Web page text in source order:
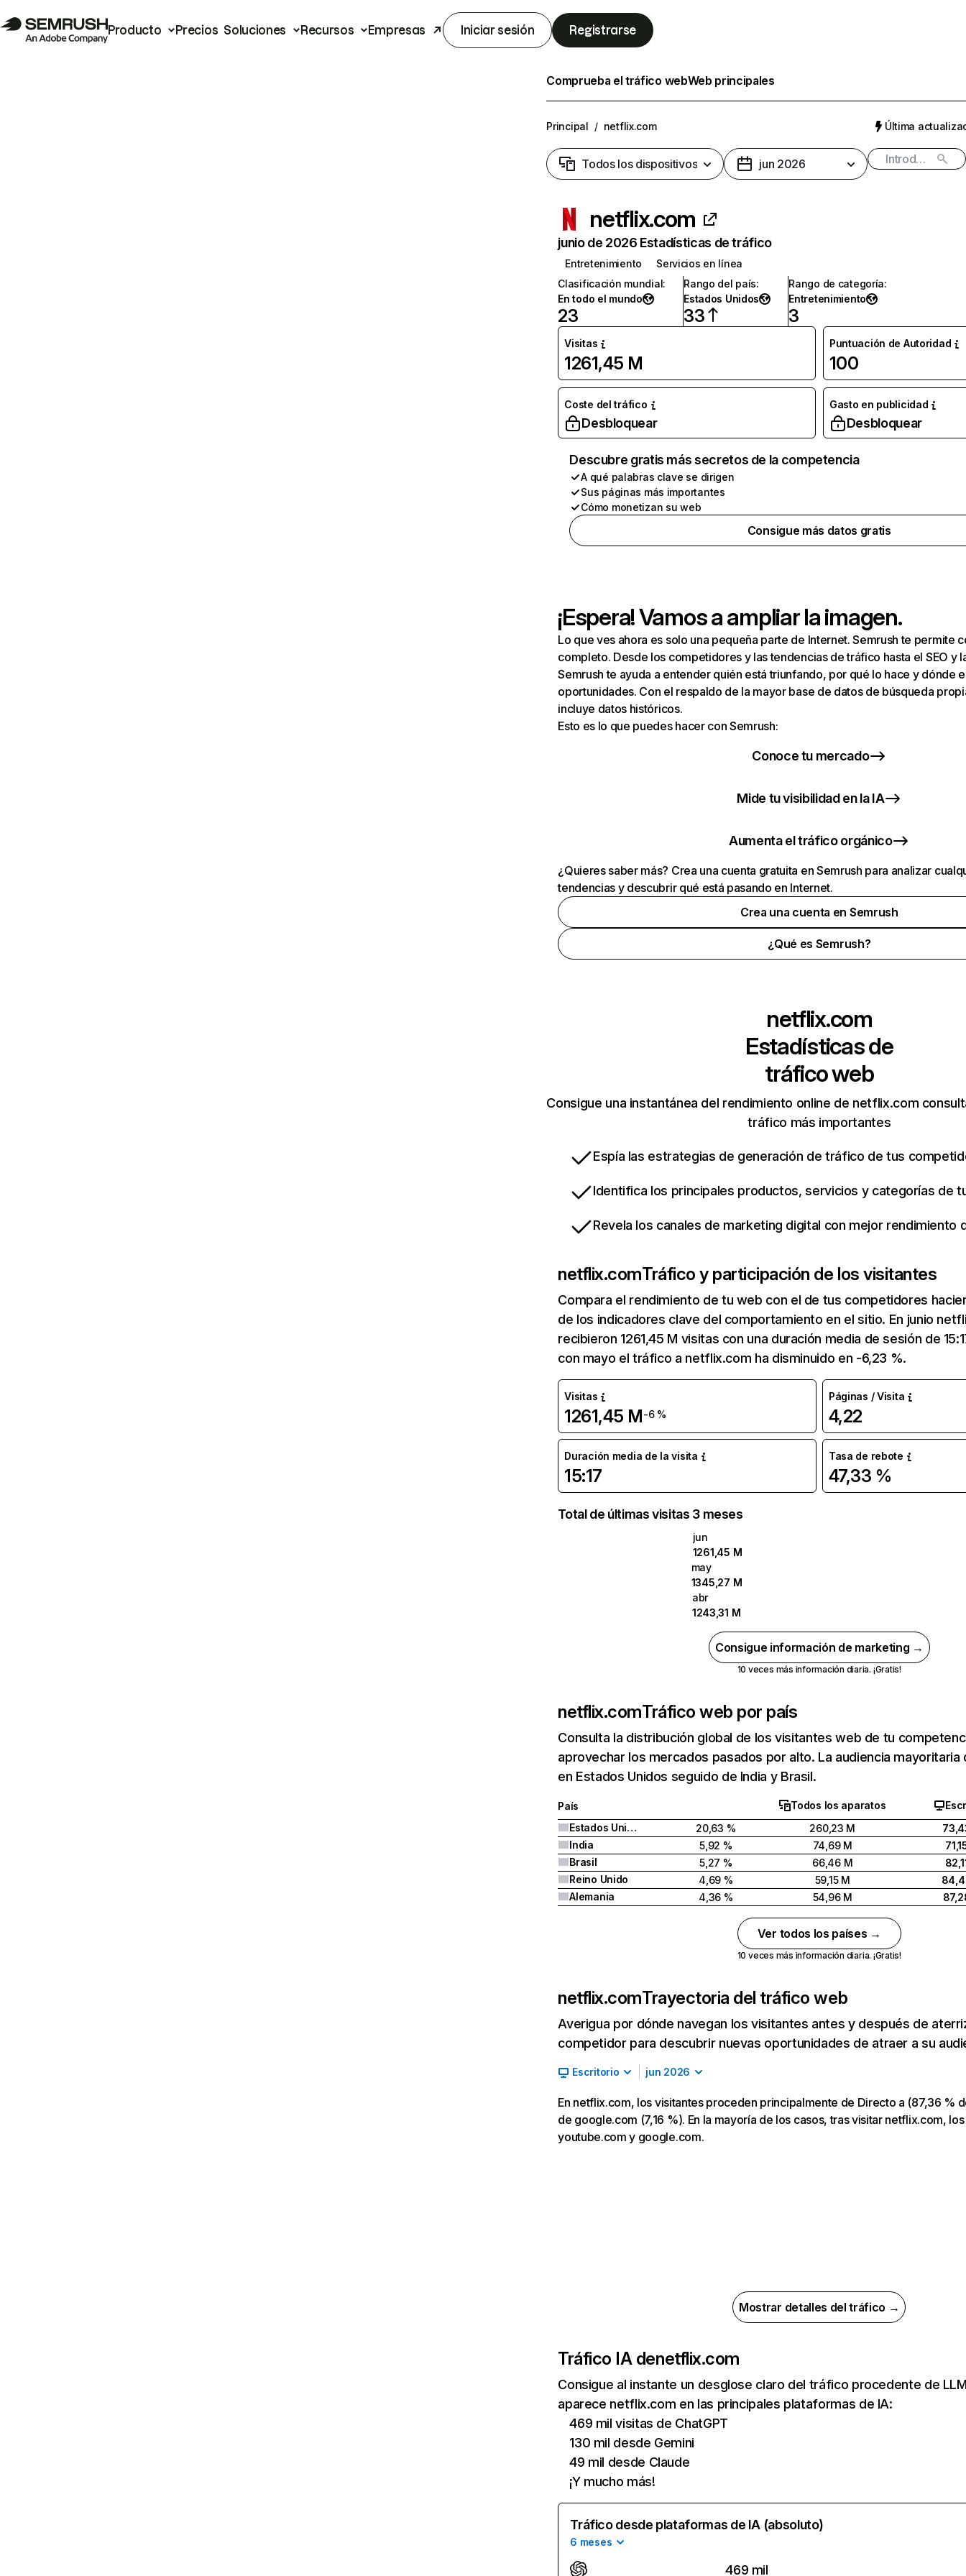
Producto Precios Soluciones Recursos Empresas Iniciar sesión Registrarse
Comprueba el tráfico webWeb principales
Principal / netflix.com Última
Todos los dispositivos jun 2026
netflix.com
junio de 2026 Estadísticas de tráfico
Entretenimiento
Servicios en línea
Clasificación mundial:
En todo el mundo
23
Rango del país:
Estados Unidos
33
Rango de categoría:
Entretenimiento
3
Visitas
1261,45 M
Puntuación de Autoridad
100
Coste del tráfico
Desbloquear
Gasto en publicidad
Desbloquear
Descubre gratis más secretos de la competencia
A qué palabras clave se dirigen
Sus páginas más importantes
Cómo monetizan su web
Consigue más datos gratis
¡Espera! Vamos a ampliar la imagen.
Lo que ves ahora es solo una pequeña parte de Internet. Semrush te permite
completo. Desde los competidores y las tendencias de tráfico hasta el SEO y
Semrush te ayuda a entender quién está triunfando, por qué lo hace y dónde
oportunidades. Con el respaldo de la mayor base de datos de búsqueda
incluye datos históricos.
Esto es lo que puedes hacer con Semrush:
Conoce tu mercado
Mide tu visibilidad en la IA
Aumenta el tráfico orgánico
¿Quieres saber más? Crea una cuenta gratuita en Semrush para analizar
tendencias y descubrir qué está pasando en Internet.
Crea una cuenta en Semrush
¿Qué es Semrush?
netflix.com
Estadísticas de
tráfico web
Consigue una instantánea del rendimiento online de netflix.com
tráfico más importantes
Espía las estrategias de generación de tráfico de tus
Identifica los principales productos, servicios y categorías de
Revela los canales de marketing digital con mejor rendimiento
netflix.comTráfico y participación de los visitantes
Compara el rendimiento de tu web con el de tus competidores
de los indicadores clave del comportamiento en el sitio. En junio
recibieron 1261,45 M visitas con una duración media de sesión de
con mayo el tráfico a netflix.com ha disminuido en -6,23 %.
Visitas
1261,45 M-6 %
Páginas / Visita
4,22
Duración media de la visita
15:17
Tasa de rebote
47,33 %
Total de últimas visitas 3 meses
jun
1261,45 M
may
1345,27 M
abr
1243,31 M
Consigue información de marketing →
10 veces más información diaria. ¡Gratis!
netflix.comTráfico web por país
Consulta la distribución global de los visitantes web de tu
aprovechar los mercados pasados por alto. La audiencia
en Estados Unidos seguido de India y Brasil.
País Todos los aparatos
Estados Unidos
20,63 % 260,23 M
India
5,92 % 74,69 M
Brasil
5,27 % 66,46 M
Reino Unido
4,69 % 59,15 M
Alemania
4,36 % 54,96 M
Ver todos los países →
10 veces más información diaria. ¡Gratis!
netflix.comTrayectoria del tráfico web
Averigua por dónde navegan los visitantes antes y después de
competidor para descubrir nuevas oportunidades de atraer a su
Escritorio jun 2026
En netflix.com, los visitantes proceden principalmente de Directo a (87,36 %
de google.com (7,16 %). En la mayoría de los casos, tras visitar netflix.com,
youtube.com y google.com.
Mostrar detalles del tráfico →
Tráfico IA denetflix.com
Consigue al instante un desglose claro del tráfico procedente de
aparece netflix.com en las principales plataformas de IA:
469 mil visitas de ChatGPT
130 mil desde Gemini
49 mil desde Claude
¡Y mucho más!
Tráfico desde plataformas de IA (absoluto)
6 meses
469 mil